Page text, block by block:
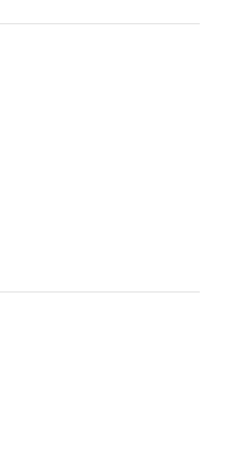
Pinterest